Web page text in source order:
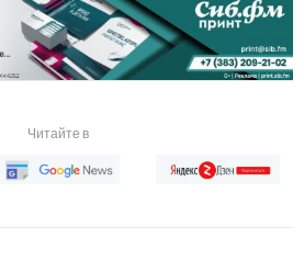
Читайте в